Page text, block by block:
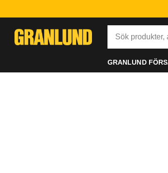
GRANLUND